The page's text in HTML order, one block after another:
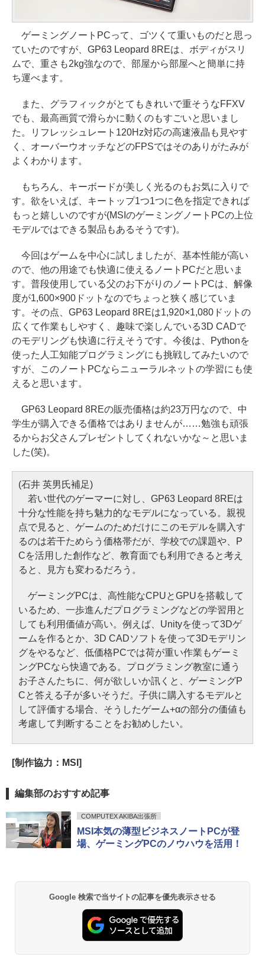
ゲーミングノートPCって、ゴツくて重いものだと思っ
ていたのですが、GP63 Leopard 8REは、ボディがスリ
ムで、重さも2kg強なので、部屋から部屋へと簡単に持
ち運べます。
また、グラフィックがとてもきれいで重そうなFFXV
でも、最高画質で滑らかに動くのもすごいと思いまし
た。リフレッシュレート120Hz対応の高速液晶も見やす
く、オーバーウオッチなどのFPSではそのありがたみが
よくわかります。
もちろん、キーボードが美しく光るのもお気に入りで
す。欲をいえば、キートップ1つ1つに色を指定できれば
もっと嬉しいのですが(MSIのゲーミングノートPCの上位
モデルではできる製品もあるそうです)。
今回はゲームを中心に試しましたが、基本性能が高い
ので、他の用途でも快適に使えるノートPCだと思いま
す。普段使用している父のお下がりのノートPCは、解像
度が1,600×900ドットなのでちょっと狭く感じていま
す。その点、GP63 Leopard 8REは1,920×1,080ドットの
広くて作業もしやすく、趣味で楽しんでいる3D CADで
のモデリングも快適に行えそうです。今後は、Pythonを
使った人工知能プログラミングにも挑戦してみたいので
すが、このノートPCならニューラルネットの学習にも使
えると思います。
GP63 Leopard 8REの販売価格は約23万円なので、中
学生が購入できる価格ではありませんが……勉強も頑張
るからお父さんプレゼントしてくれないかな～と思いま
した(笑)。
(石井 英男氏補足)
若い世代のゲーマーに対し、GP63 Leopard 8REは
十分な性能を持ち魅力的なモデルになっている。親視
点で見ると、ゲームのためだけにこのモデルを購入す
るのは若干ためらう価格帯だが、学校での課題や、P
Cを活用した創作など、教育面でも利用できると考え
ると、見方も変わるだろう。
ゲーミングPCは、高性能なCPUとGPUを搭載して
いるため、一歩進んだプログラミングなどの学習用と
しても利用価値が高い。例えば、Unityを使って3Dゲ
ームを作るとか、3D CADソフトを使って3Dモデリン
グをやるなど、低価格PCでは荷が重い作業もゲーミ
ングPCなら快適である。プログラミング教室に通う
お子さんたちに、何が欲しいか訊くと、ゲーミングP
Cと答える子が多いそうだ。子供に購入するモデルと
して評価する場合、そうしたゲーム+αの部分の価値も
考慮して判断することをお勧めしたい。
[制作協力：MSI]
編集部のおすすめ記事
COMPUTEX AKIBA出張所
MSI本気の薄型ビジネスノートPCが登
場、ゲーミングPCのノウハウを活用！
Google 検索で当サイトの記事を優先表示させる